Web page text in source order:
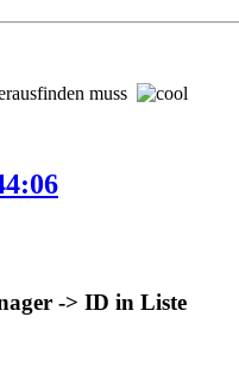
muss
-> ID in Liste